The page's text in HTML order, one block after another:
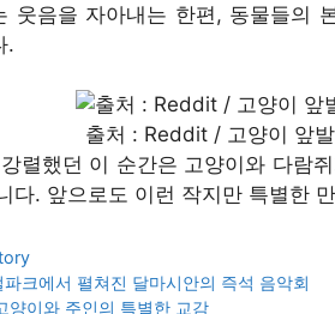
웃음을 자아내는 한편, 동물들의
.
출처 : Reddit / 고양이 앞
렬했던 이 순간은 고양이와 다람
다. 앞으로도 이런 작지만 특별한
파크에서 펼쳐진 달마시안의 즉석 음악회
양이와 주인의 특별한 교감